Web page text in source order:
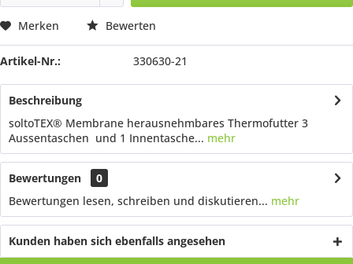
Merken Bewerten
Artikel-Nr.: 330630-21
Beschreibung
soltoTEX® Membrane herausnehmbares Thermofutter 3
Aussentaschen und 1 Innentasche... mehr
Bewertungen
0
Bewertungen lesen, schreiben und diskutieren... mehr
Kunden haben sich ebenfalls angesehen